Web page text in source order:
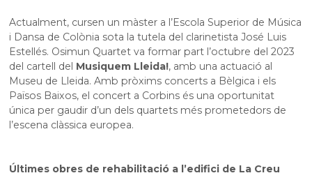
Actualment, cursen un màster a l’Escola Superior de Música
i Dansa de Colònia sota la tutela del clarinetista José Luis
Estellés. Osimun Quartet va formar part l’octubre del 2023
del cartell del Musiquem Lleida!, amb una actuació al
Museu de Lleida. Amb pròxims concerts a Bèlgica i els
Països Baixos, el concert a Corbins és una oportunitat
única per gaudir d’un dels quartets més prometedors de
l’escena clàssica europea.
Últimes obres de rehabilitació a l’edifici de La Creu